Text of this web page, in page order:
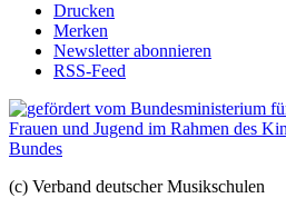
Drucken
Merken
Newsletter abonnieren
RSS-Feed
(c) Verband deutscher Musikschulen